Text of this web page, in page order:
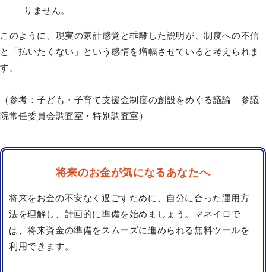
りません。
このように、現実の家計感覚と乖離した説明が、制度への不信
と「払いたくない」という感情を増幅させていると考えられま
す。
（参考：子ども・子育て支援金制度の創設をめぐる議論｜参議
院常任委員会調査室・特別調査室 ）
将来のお金が気になるあなたへ
将来をお金の不安なく過ごすために、自分に合った運用方
法を理解し、計画的に準備を始めましょう。マネイロで
は、将来資金の準備をスムーズに進められる無料ツールを
利用できます。